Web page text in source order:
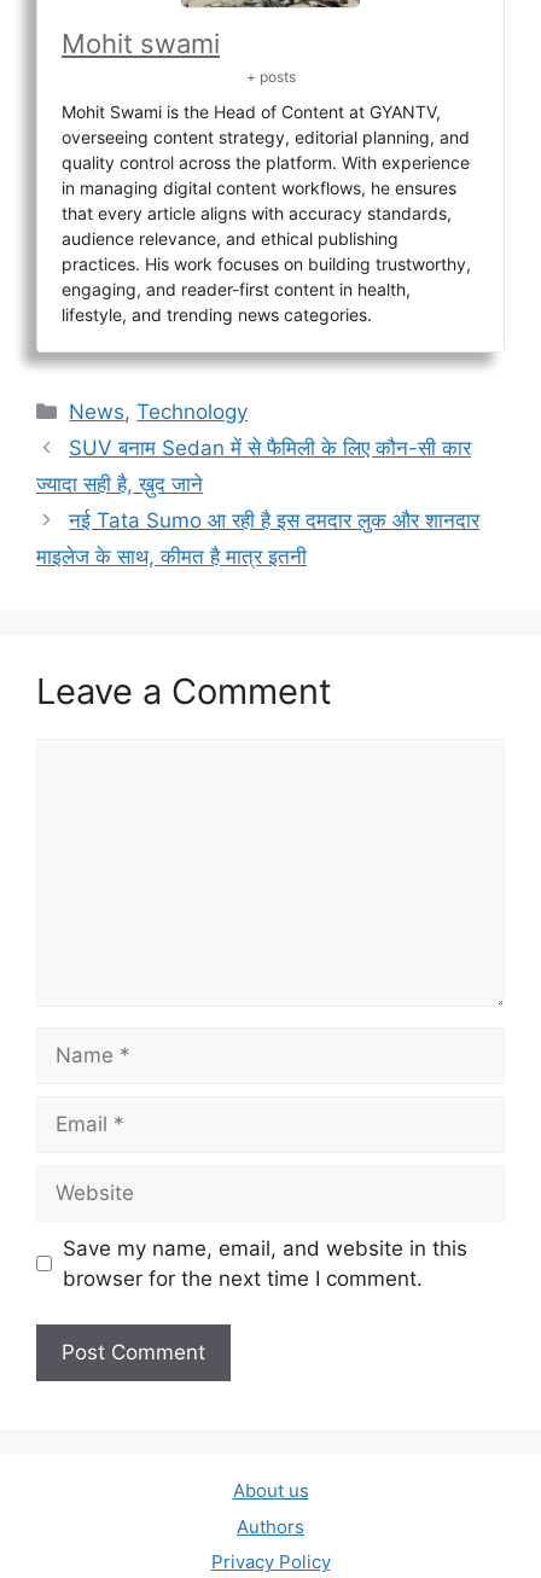
Mohit swami
+ posts
Mohit Swami is the Head of Content at GYANTV,
overseeing content strategy, editorial planning, and
quality control across the platform. With experience
in managing digital content workflows, he ensures
that every article aligns with accuracy standards,
audience relevance, and ethical publishing
practices. His work focuses on building trustworthy,
engaging, and reader-first content in health,
lifestyle, and trending news categories.
Categories
News,Technology
SUV बनाम Sedan में से फैमिली के लिए कौन-सी कार
ज्यादा सही है, ख़ुद जाने
नई Tata Sumo आ रही है इस दमदार लुक और शानदार
माइलेज के साथ, कीमत है मात्र इतनी
Leave a Comment
Save my name, email, and website in this
browser for the next time I comment.
About us
Authors
Privacy Policy